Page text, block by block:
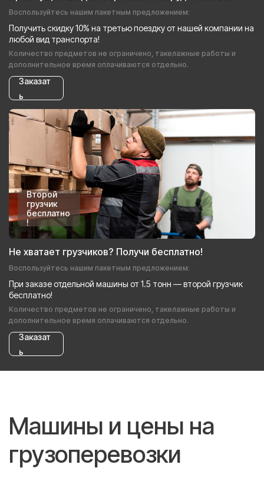
Воспользуйтесь нашим пакетным предложением:
Получить скидку 10% на третью поездку от нашей компании на
любой вид транспорта!
Количество предметов не ограничено, такелажные работы и
дополнительное время оплачиваются отдельно.
Заказат
ь
Второй
грузчик
бесплатно
!
Не хватает грузчиков? Получи бесплатно!
Воспользуйтесь нашим пакетным предложением:
При заказе отдельной машины от 1.5 тонн — второй грузчик
бесплатно!
Количество предметов не ограничено, такелажные работы и
дополнительное время оплачиваются отдельно.
Заказат
ь
Машины и цены на
грузоперевозки